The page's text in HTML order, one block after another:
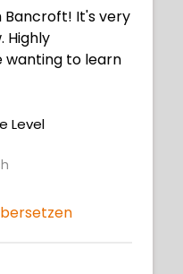
It's very
Highly
wanting to learn
Level